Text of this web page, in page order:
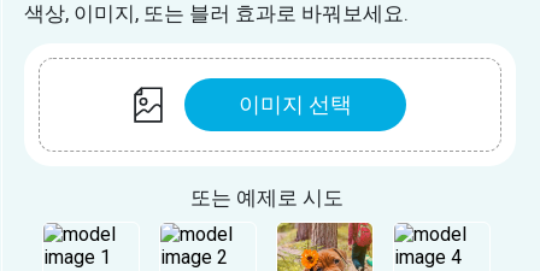
색상, 이미지, 또는 블러 효과로 바꿔보세요.
이미지 선택
또는 예제로 시도